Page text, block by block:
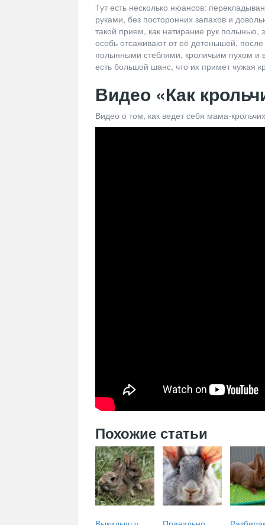
Тут есть несколько нюансов:
руками, без посторонних запахов и
такой прием, как натирание рук
особь отсаживают от её детенышей, после
полынными стеблями, кроличьим пухом и
есть большой шанс, что их примет чужая
Видео «Как
Видео о том, как ведет себя мама-
Похожие статьи